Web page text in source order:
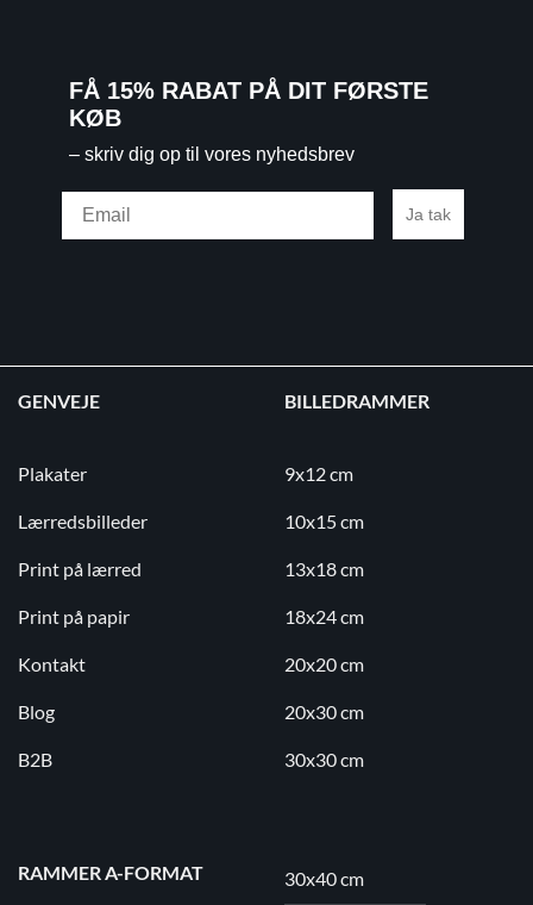
FÅ 15% RABAT PÅ DIT FØRSTE
KØB
– skriv dig op til vores nyhedsbrev
Ja tak
GENVEJE
Plakater
Lærredsbilleder
Print på lærred
Print på papir
Kontakt
Blog
B2B
BILLEDRAMMER
9x12 cm
10x15 cm
13x18 cm
18x24 cm
20x20 cm
20x30 cm
30x30 cm
RAMMER A-FORMAT 30x40 cm